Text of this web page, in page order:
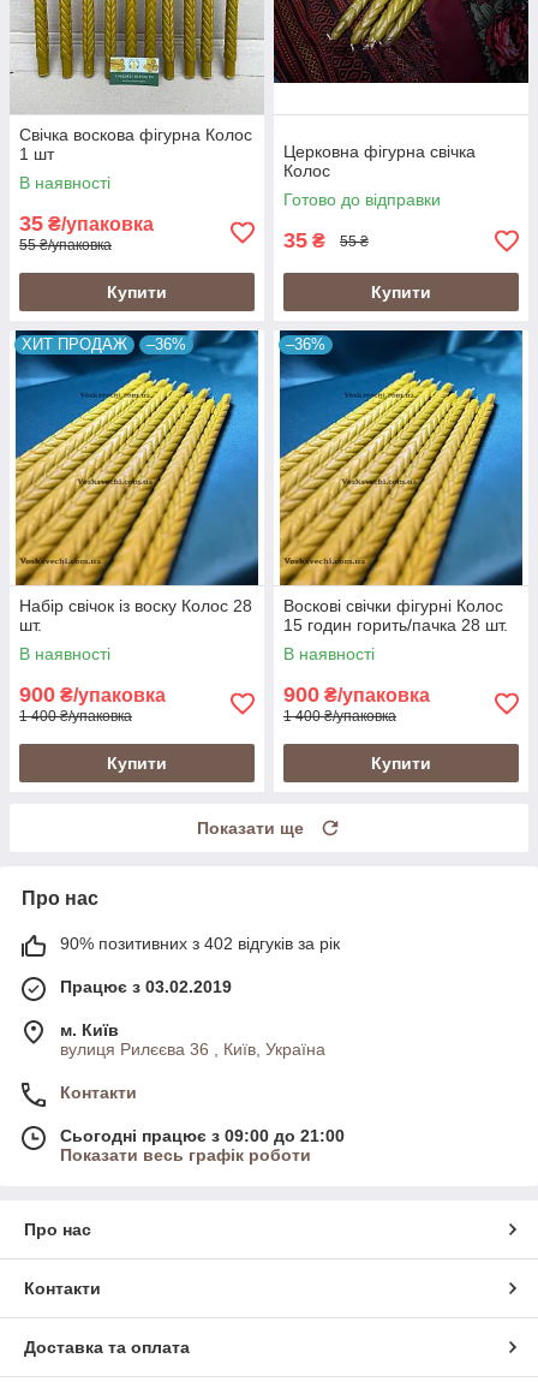
Свічка воскова фігурна Колос
1 шт
В наявності
35 ₴/упаковка
55 ₴/упаковка
Купити
Церковна фігурна свічка
Колос
Готово до відправки
35 ₴ 55 ₴
Купити
ХИТ ПРОДАЖ –36%
Набір свічок із воску Колос 28
шт.
В наявності
900 ₴/упаковка
1 400 ₴/упаковка
Купити
–36%
Воскові свічки фігурні Колос
15 годин горить/пачка 28 шт.
В наявності
900 ₴/упаковка
1 400 ₴/упаковка
Купити
Показати ще
Про нас
90% позитивних з 402 відгуків за рік
Працює з 03.02.2019
м. Київ
вулиця Рилєєва 36 , Київ, Україна
Контакти
Сьогодні працює з 09:00 до 21:00
Показати весь графік роботи
Про нас
Контакти
Доставка та оплата